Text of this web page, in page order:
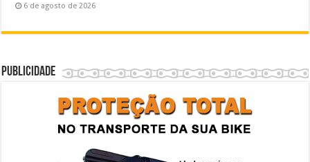
6 de agosto de 2026
Publicidade